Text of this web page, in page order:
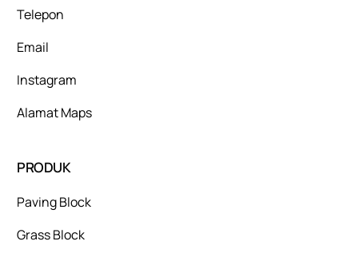
Telepon
Email
Instagram
Alamat Maps
PRODUK
Paving Block
Grass Block